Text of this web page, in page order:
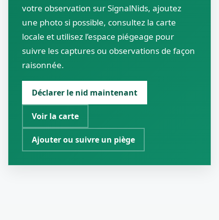
votre observation sur SignalNids, ajoutez
une photo si possible, consultez la carte
locale et utilisez l’espace piégeage pour
suivre les captures ou observations de façon
raisonnée.
Déclarer le nid maintenant
Voir la carte
Ajouter ou suivre un piège